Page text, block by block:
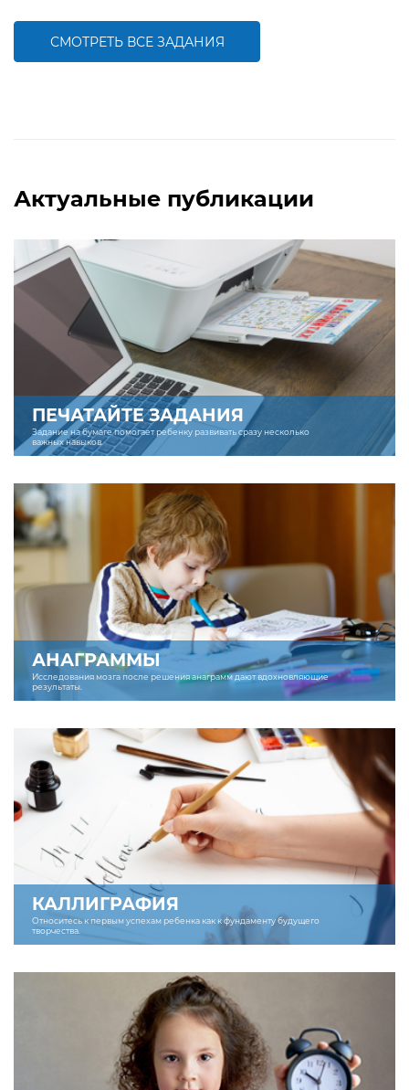
СМОТРЕТЬ ВСЕ ЗАДАНИЯ
Актуальные публикации
ПЕЧАТАЙТЕ ЗАДАНИЯ
Задание на бумаге помогает ребенку развивать сразу несколько
важных навыков.
АНАГРАММЫ
Исследования мозга после решения анаграмм дают вдохновляющие
результаты.
КАЛЛИГРАФИЯ
Относитесь к первым успехам ребенка как к фундаменту будущего
творчества.